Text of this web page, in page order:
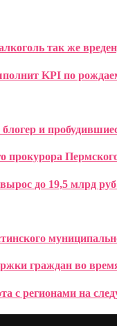
так же
KPI по
и
прокурора
до 19,5 млрд
граждан во
с регионами на